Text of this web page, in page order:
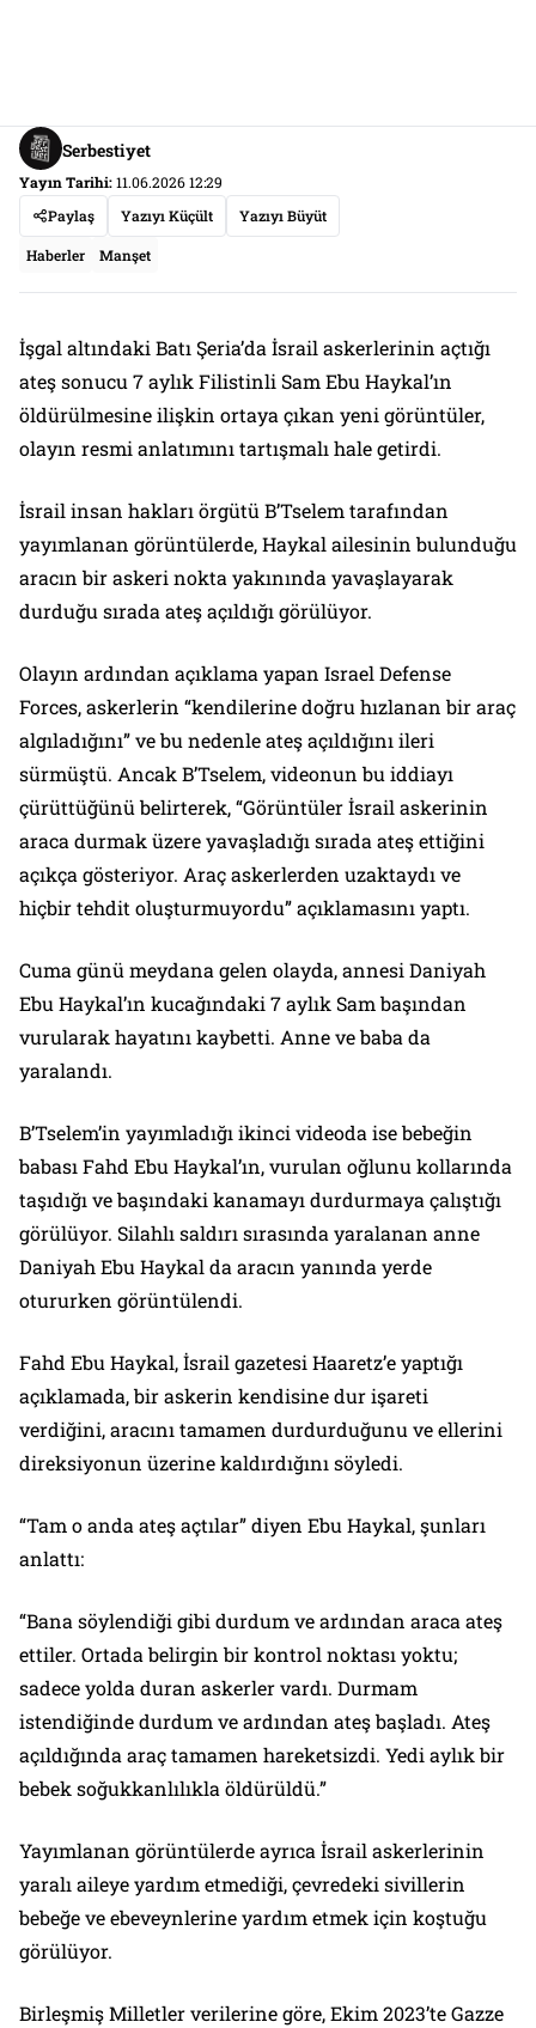
Serbestiyet
Yayın Tarihi:11.06.2026 12:29
Paylaş
Yazıyı Küçült Yazıyı Büyüt
Haberler Manşet
İşgal altındaki Batı Şeria’da İsrail askerlerinin açtığı
ateş sonucu 7 aylık Filistinli Sam Ebu Haykal’ın
öldürülmesine ilişkin ortaya çıkan yeni görüntüler,
olayın resmi anlatımını tartışmalı hale getirdi.
İsrail insan hakları örgütü B’Tselem tarafından
yayımlanan görüntülerde, Haykal ailesinin bulunduğu
aracın bir askeri nokta yakınında yavaşlayarak
durduğu sırada ateş açıldığı görülüyor.
Olayın ardından açıklama yapan Israel Defense
Forces, askerlerin “kendilerine doğru hızlanan bir araç
algıladığını” ve bu nedenle ateş açıldığını ileri
sürmüştü. Ancak B’Tselem, videonun bu iddiayı
çürüttüğünü belirterek, “Görüntüler İsrail askerinin
araca durmak üzere yavaşladığı sırada ateş ettiğini
açıkça gösteriyor. Araç askerlerden uzaktaydı ve
hiçbir tehdit oluşturmuyordu” açıklamasını yaptı.
Cuma günü meydana gelen olayda, annesi Daniyah
Ebu Haykal’ın kucağındaki 7 aylık Sam başından
vurularak hayatını kaybetti. Anne ve baba da
yaralandı.
B’Tselem’in yayımladığı ikinci videoda ise bebeğin
babası Fahd Ebu Haykal’ın, vurulan oğlunu kollarında
taşıdığı ve başındaki kanamayı durdurmaya çalıştığı
görülüyor. Silahlı saldırı sırasında yaralanan anne
Daniyah Ebu Haykal da aracın yanında yerde
otururken görüntülendi.
Fahd Ebu Haykal, İsrail gazetesi Haaretz’e yaptığı
açıklamada, bir askerin kendisine dur işareti
verdiğini, aracını tamamen durdurduğunu ve ellerini
direksiyonun üzerine kaldırdığını söyledi.
“Tam o anda ateş açtılar” diyen Ebu Haykal, şunları
anlattı:
“Bana söylendiği gibi durdum ve ardından araca ateş
ettiler. Ortada belirgin bir kontrol noktası yoktu;
sadece yolda duran askerler vardı. Durmam
istendiğinde durdum ve ardından ateş başladı. Ateş
açıldığında araç tamamen hareketsizdi. Yedi aylık bir
bebek soğukkanlılıkla öldürüldü.”
Yayımlanan görüntülerde ayrıca İsrail askerlerinin
yaralı aileye yardım etmediği, çevredeki sivillerin
bebeğe ve ebeveynlerine yardım etmek için koştuğu
görülüyor.
Birleşmiş Milletler verilerine göre, Ekim 2023’te Gazze